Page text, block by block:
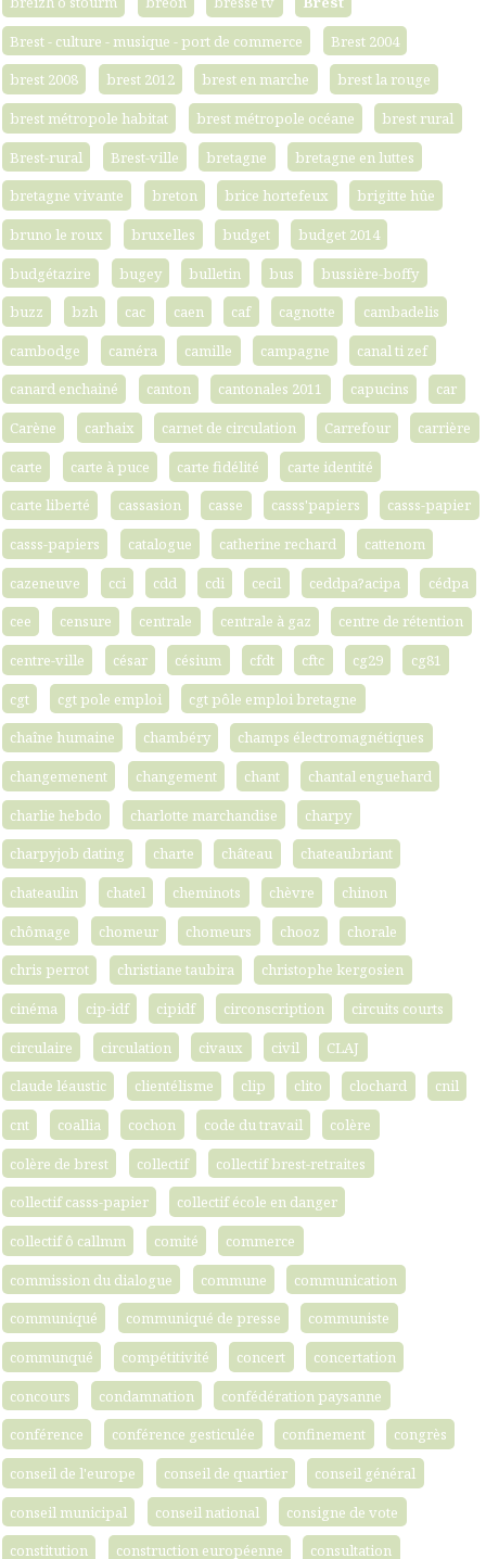
Brest - culture - musique - port de commerce
Brest 2004
brest 2008
brest 2012 brest en marche
brest la rouge
brest métropole habitat
brest métropole océane
brest rural
Brest-rural
Brest-ville bretagne
bretagne en luttes
bretagne vivante
breton brice hortefeux
brigitte hûe
bruno le roux
bruxelles budget
budget 2014
budgétazire
bugey bulletin bus
bussière-boffy
buzz
bzh cac caen caf cagnotte
cambadelis
cambodge
caméra camille campagne
canal ti zef
canard enchainé
canton cantonales 2011 capucins
car
Carène
carhaix carnet de circulation Carrefour
carrière
carte
carte à puce carte fidélité
carte identité
carte liberté
cassasion casse casss'papiers
casss-papier
casss-papiers
catalogue catherine rechard
cattenom
cazeneuve
cci cdd cdi cecil ceddpa?acipa
cédpa
cee
censure centrale centrale à gaz
centre de rétention
centre-ville
césar césium cfdt cftc cg29
cg81
cgt
cgt pole emploi
cgt pôle emploi bretagne
chaîne humaine
chambéry
champs électromagnétiques
changemenent
changement chant
chantal enguehard
charlie hebdo
charlotte marchandise
charpy
charpyjob dating
charte château
chateaubriant
chateaulin
chatel cheminots chèvre
chinon
chômage
chomeur chomeurs chooz
chorale
chris perrot
christiane taubira
christophe kergosien
cinéma
cip-idf cipidf circonscription
circuits courts
circulaire
circulation civaux civil
CLAJ
claude léaustic
clientélisme clip clito clochard
cnil
cnt
coallia cochon code du travail
colère
colère de brest
collectif
collectif brest-retraites
collectif casss-papier
collectif école en danger
collectif ô callmm
comité
commerce
commission du dialogue
commune
communication
communiqué
communiqué de presse
communiste
communqué
compétitivité concert
concertation
concours
condamnation
confédération paysanne
conférence
conférence gesticulée confinement
congrès
conseil de l'europe
conseil de quartier
conseil général
conseil municipal
conseil national
consigne de vote
constitution
construction européenne consultation